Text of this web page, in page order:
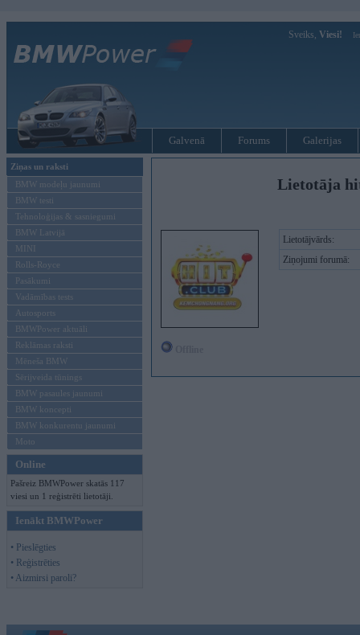
Sveiks, Viesi!
Galvenā Forums Galerijas
Ziņas un raksti
BMW modeļu jaunumi
BMW testi
Tehnoloģijas & sasniegumi
BMW Latvijā
MINI
Rolls-Royce
Pasākumi
Vadāmības tests
Autosports
BMWPower aktuāli
Reklāmas raksti
Mēneša BMW
Sērijveida tūnings
BMW pasaules jaunumi
BMW koncepti
BMW konkurentu jaunumi
Moto
Online
Pašreiz BMWPower skatās 117
viesi un 1 reģistrēti lietotāji.
Ienākt BMWPower
• Pieslēgties
• Reģistrēties
• Aizmirsi paroli?
Lietotāja
Lietotājvārds:
Ziņojumi forumā: